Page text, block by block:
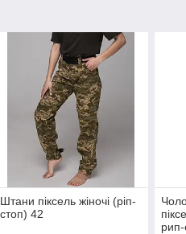
Штани піксель жіночі (ріп-
стоп) 42
рип-